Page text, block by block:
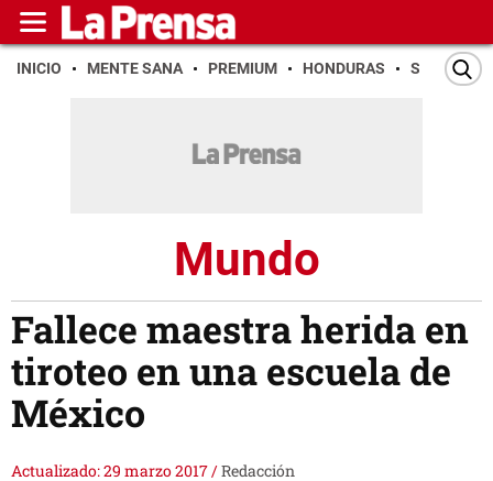
INICIO MENTE SANA PREMIUM HONDURAS SAN PEDRO
Mundo
Fallece maestra herida en
tiroteo en una escuela de
México
Actualizado: 29 marzo 2017/Redacción